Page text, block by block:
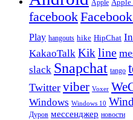
Apple Apple
facebook
Play hangouts hike HipChat
KakaoTalk Kikline
slack Snapchat tango
Twitter viber Voxer
Windows Windows 10
Дуров мессенджер новости